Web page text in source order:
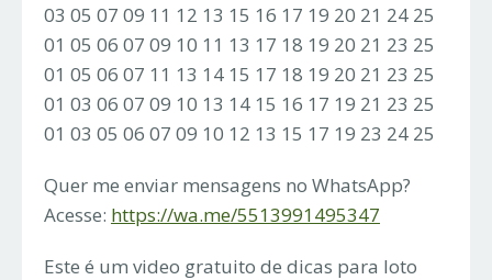
03 05 07 09 11 12 13 15 16 17 19 20 21 24 25
01 05 06 07 09 10 11 13 17 18 19 20 21 23 25
01 05 06 07 11 13 14 15 17 18 19 20 21 23 25
01 03 06 07 09 10 13 14 15 16 17 19 21 23 25
01 03 05 06 07 09 10 12 13 15 17 19 23 24 25
Quer me enviar mensagens no WhatsApp?
Acesse: https://wa.me/5513991495347
Este é um video gratuito de dicas para loto